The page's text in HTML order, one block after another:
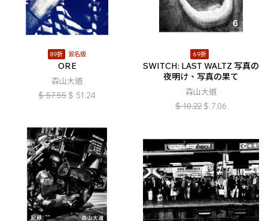
89折 簽名版
ORE
森山大道
$ 57.55 $ 51.24
69折
SWITCH: LAST WALTZ 写真の
夜明け、写真の果て
森山大道
$ 10.22 $ 7.06